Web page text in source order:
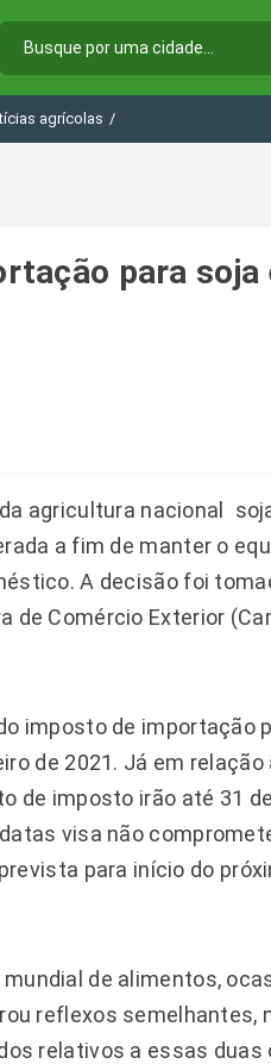
agrícolas /
para soja
agricultura nacional 
a fim de manter o
A decisão foi
de Comércio Exterior
imposto de importação
de 2021. Já em
de imposto irão até 31
visa não
para início do
de alimentos,
reflexos semelhantes,
relativos a essas